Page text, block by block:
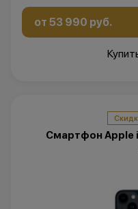
от 53 990 руб.
Смартфон Apple